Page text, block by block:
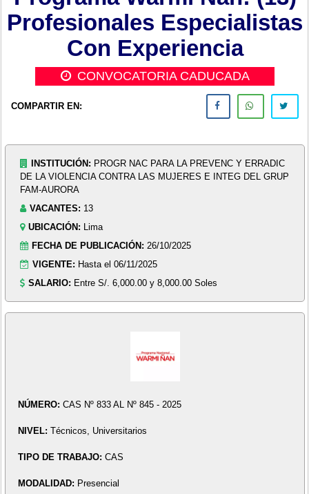
Profesionales Especialistas
Con Experiencia
CONVOCATORIA CADUCADA
COMPARTIR EN:
INSTITUCIÓN: PROGR NAC PARA LA PREVENC Y ERRADIC
DE LA VIOLENCIA CONTRA LAS MUJERES E INTEG DEL GRUP
FAM-AURORA
VACANTES: 13
UBICACIÓN: Lima
FECHA DE PUBLICACIÓN: 26/10/2025
VIGENTE: Hasta el 06/11/2025
SALARIO: Entre S/. 6,000.00 y 8,000.00 Soles
NÚMERO: CAS Nº 833 AL Nº 845 - 2025
NIVEL: Técnicos, Universitarios
TIPO DE TRABAJO: CAS
MODALIDAD: Presencial